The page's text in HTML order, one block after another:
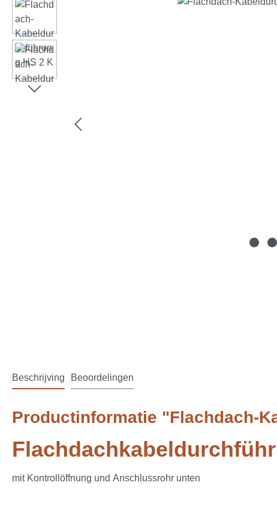
Beschrijving Beoordelingen
Productinformatie "Flachdach-
mit Kontrollöffnung und Anschlussrohr unten